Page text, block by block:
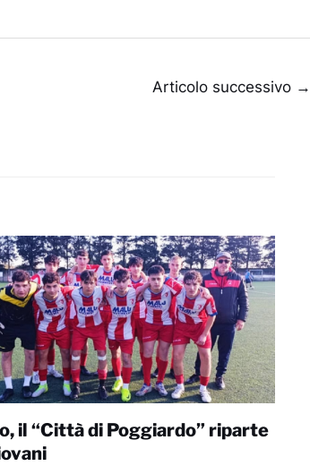
Articolo successivo →
il “Città di Poggiardo” riparte